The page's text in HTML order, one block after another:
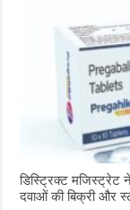
डिस्ट्रिक्ट मजिस्ट्रेट
दवाओं की बिक्री और